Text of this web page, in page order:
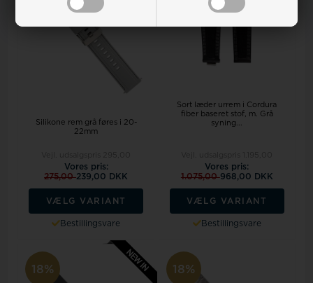
Silikone rem grå føres i 20-
22mm
Vores pris:
275,00239,00 DKK
VÆLG VARIANT
Bestillingsvare
Sort læder urrem i Cordura
fiber baseret stof, m. Grå
syning...
Vores pris:
1.075,00968,00 DKK
VÆLG VARIANT
Bestillingsvare
18% 18%